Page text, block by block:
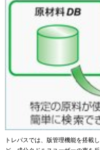
トレパスでは、版管理機能を搭載